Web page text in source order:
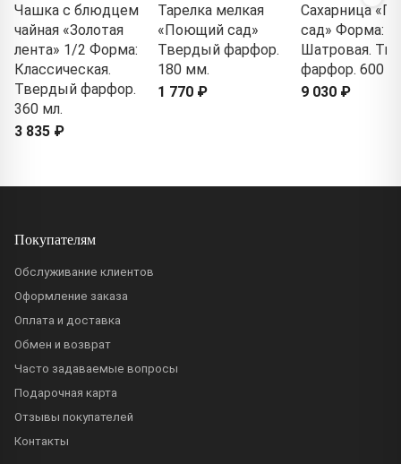
Чашка с блюдцем
чайная «Золотая
лента» 1/2 Форма:
Классическая.
Твердый фарфор.
360 мл.
3 835 ₽
Тарелка мелкая
«Поющий сад»
Твердый фарфор.
180 мм.
1 770 ₽
Сахарница
сад» Форма:
Шатровая.
фарфор. 600
9 030 ₽
Покупателям
Обслуживание клиентов
Оформление заказа
Оплата и доставка
Обмен и возврат
Часто задаваемые вопросы
Подарочная карта
Отзывы покупателей
Контакты